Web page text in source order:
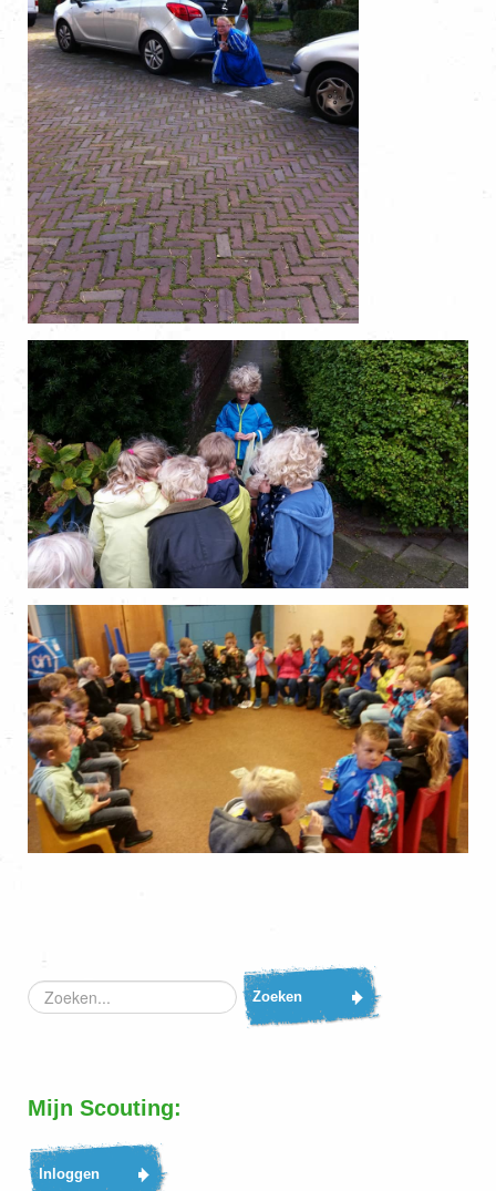
Zoeken
Mijn Scouting: